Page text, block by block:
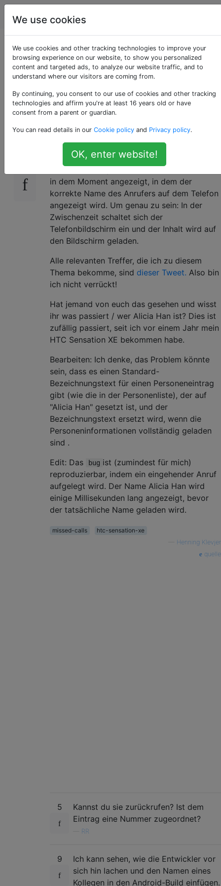
Android
Der Name "Alicia
Han" scheint zu
rufen!
29
Ich denke, es gibt einen Fehler in Android, bei
demAlicia Hananscheinend anruft. Dies
passiertmanchmal,wenn Sie auflegen oder
einen Anruf verpasst haben. Der Name wird
in dem Moment angezeigt, in dem der
korrekte Name des Anrufers auf dem Telefon
angezeigt wird. Um genau zu sein: In der
Zwischenzeit schaltet sich der
Telefonbildschirm ein und der Inhalt wird auf
den Bildschirm geladen.
Alle relevanten Treffer, die ich zu diesem
Thema bekomme, sind dieser Tweet. Also bin
ich nicht verrückt!
Hat jemand von euch das gesehen und wisst
ihr was passiert / wer Alicia Han ist? Dies ist
zufällig passiert, seit ich vor einem Jahr mein
HTC Sensation XE bekommen habe.
Bearbeiten: Ich denke, das Problem könnte
sein, dass es einen Standard-
Bezeichnungstext für einen Personeneintrag
gibt (wie die in der Personenliste), der auf
"Alicia Han" gesetzt ist, und der
Bezeichnungstext ersetzt wird, wenn die
Personeninformationen vollständig geladen
sind .
Edit: Das
bug ist (zumindest für mich)
reproduzierbar, indem ein eingehender Anruf
aufgelegt wird. Der Name Alicia Han wird
einige Millisekunden lang angezeigt, bevor
der tatsächliche Name geladen wird.
missed-calls
htc-sensation-xe
Henning Klevjer
quelle
5
Kannst du sie zurückrufen? Ist dem
Eintrag eine Nummer zugeordnet?
RR
9
Ich kann sehen, wie die Entwickler vor
sich hin lachen und den Namen eines
Kollegen in den Android-Build einfügen.
We use cookies
We use cookies and other tracking technologies to improve your
browsing experience on our website, to show you personalized
content and targeted ads, to analyze our website traffic, and to
understand where our visitors are coming from.
By continuing, you consent to our use of cookies and other tracking
technologies and affirm you're at least 16 years old or have
consent from a parent or guardian.
You can read details in our Cookie policy and Privacy policy.
OK, enter website!